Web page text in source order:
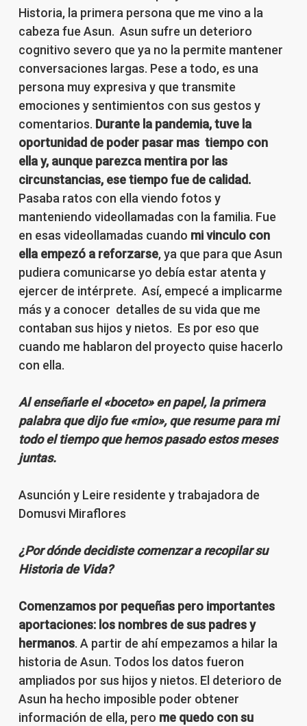
Historia, la primera persona que me vino a la
cabeza fue Asun. Asun sufre un deterioro
cognitivo severo que ya no la permite mantener
conversaciones largas. Pese a todo, es una
persona muy expresiva y que transmite
emociones y sentimientos con sus gestos y
comentarios. Durante la pandemia, tuve la
oportunidad de poder pasar mas tiempo con
ella y, aunque parezca mentira por las
circunstancias, ese tiempo fue de calidad.
Pasaba ratos con ella viendo fotos y
manteniendo videollamadas con la familia. Fue
en esas videollamadas cuando mi vinculo con
ella empezó a reforzarse, ya que para que Asun
pudiera comunicarse yo debía estar atenta y
ejercer de intérprete. Así, empecé a implicarme
más y a conocer detalles de su vida que me
contaban sus hijos y nietos. Es por eso que
cuando me hablaron del proyecto quise hacerlo
con ella.
Al enseñarle el «boceto» en papel, la primera
palabra que dijo fue «mio», que resume para mi
todo el tiempo que hemos pasado estos meses
juntas.
Asunción y Leire residente y trabajadora de
Domusvi Miraflores
¿Por dónde decidiste comenzar a recopilar su
Historia de Vida?
Comenzamos por pequeñas pero importantes
aportaciones: los nombres de sus padres y
hermanos. A partir de ahí empezamos a hilar la
historia de Asun. Todos los datos fueron
ampliados por sus hijos y nietos. El deterioro de
Asun ha hecho imposible poder obtener
información de ella, pero me quedo con su